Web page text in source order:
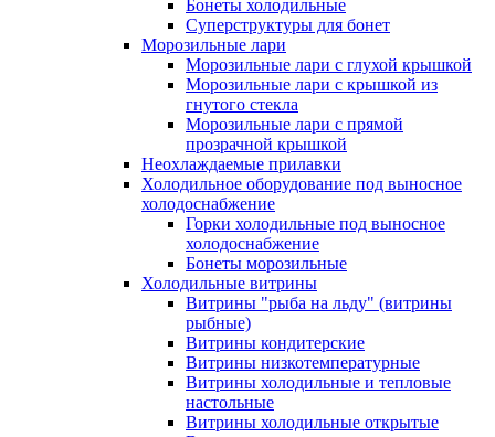
Бонеты холодильные
Суперструктуры для бонет
Морозильные лари
Морозильные лари с глухой крышкой
Морозильные лари с крышкой из
гнутого стекла
Морозильные лари с прямой
прозрачной крышкой
Неохлаждаемые прилавки
Холодильное оборудование под выносное
холодоснабжение
Горки холодильные под выносное
холодоснабжение
Бонеты морозильные
Холодильные витрины
Витрины "рыба на льду" (витрины
рыбные)
Витрины кондитерские
Витрины низкотемпературные
Витрины холодильные и тепловые
настольные
Витрины холодильные открытые